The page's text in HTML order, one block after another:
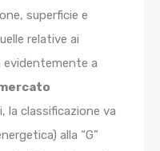
superficie e
relative ai
a
la classificazione va
alla “G”